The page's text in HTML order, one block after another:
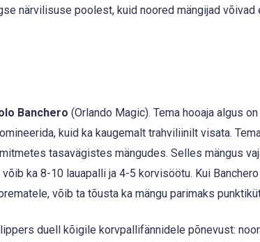
närvilisuse poolest, kuid noored mängijad võivad
Banchero (Orlando Magic). Tema hooaja algus
kuid ka kaugemalt trahviliinilt visata.
tasavägistes mängudes. Selles mängus
ka 8-10 lauapalli ja 4-5 korvisöötu. Kui
võib ta tõusta ka mängu parimaks
duell kõigile korvpallifännidele põnevust: